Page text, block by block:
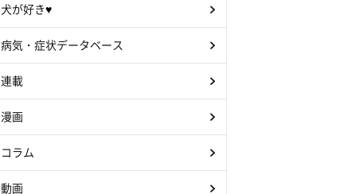
犬が好き♥
病気・症状データベース
連載
漫画
コラム
動画